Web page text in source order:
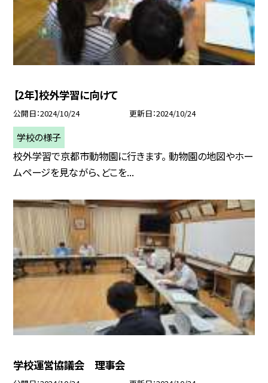
【2年】校外学習に向けて
公開日 2024/10/24 更新日 2024/10/24
学校の様子
校外学習で京都市動物園に行きます。 動物園の地図やホー
ムページを見ながら、どこを...
学校運営協議会 理事会